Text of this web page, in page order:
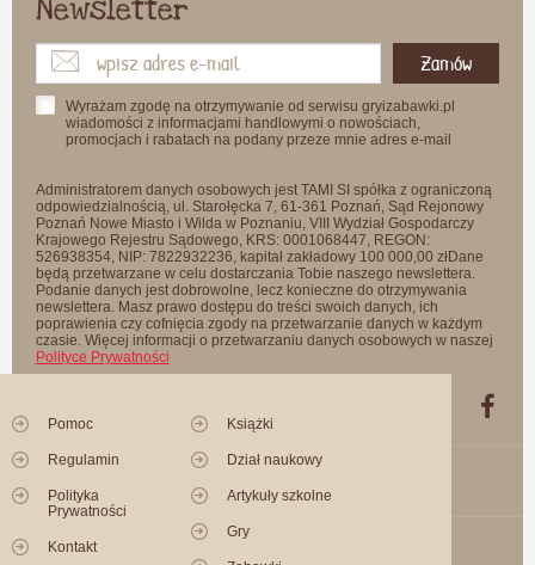
Newsletter
Zamów
Wyrażam zgodę na otrzymywanie od serwisu gryizabawki.pl
wiadomości z informacjami handlowymi o nowościach,
promocjach i rabatach na podany przeze mnie adres e-mail
Administratorem danych osobowych jest TAMI SI spółka z ograniczoną
odpowiedzialnością, ul. Starołęcka 7, 61-361 Poznań, Sąd Rejonowy
Poznań Nowe Miasto i Wilda w Poznaniu, VIII Wydział Gospodarczy
Krajowego Rejestru Sądowego, KRS: 0001068447, REGON:
526938354, NIP: 7822932236, kapitał zakładowy 100 000,00 złDane
będą przetwarzane w celu dostarczania Tobie naszego newslettera.
Podanie danych jest dobrowolne, lecz konieczne do otrzymywania
newslettera. Masz prawo dostępu do treści swoich danych, ich
poprawienia czy cofnięcia zgody na przetwarzanie danych w każdym
czasie. Więcej informacji o przetwarzaniu danych osobowych w naszej
Polityce Prywatności
Pomoc
Regulamin
Polityka
Prywatności
Kontakt
Książki
Dział naukowy
Artykuły szkolne
Gry